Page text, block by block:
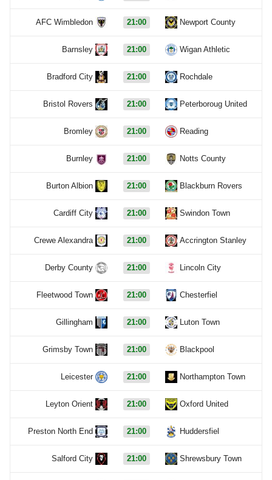
AFC Wimbledon 21:00 Newport County
Barnsley 21:00 Wigan Athletic
Bradford City 21:00 Rochdale
Bristol Rovers 21:00 Peterboroug United
Bromley 21:00 Reading
Burnley 21:00 Notts County
Burton Albion 21:00 Blackburn Rovers
Cardiff City 21:00 Swindon Town
Crewe Alexandra 21:00 Accrington Stanley
Derby County 21:00 Lincoln City
Fleetwood Town 21:00 Chesterfiel
Gillingham 21:00 Luton Town
Grimsby Town 21:00 Blackpool
Leicester 21:00 Northampton Town
Leyton Orient 21:00 Oxford United
Preston North End 21:00 Huddersfiel
Salford City 21:00 Shrewsbury Town